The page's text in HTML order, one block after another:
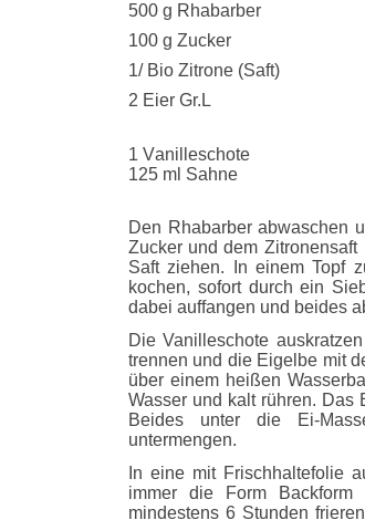
500 g Rhabarber
100 g Zucker
1/ Bio Zitrone (Saft)
2 Eier Gr.L
1 Vanilleschote
125 ml Sahne
Den Rhabarber abwaschen
Zucker und dem Zitronensaft
Saft ziehen. In einem Topf
kochen, sofort durch ein
dabei auffangen und beides
Die Vanilleschote
trennen und die Eigelbe mit
über einem heißen
Wasser und kalt rühren. Das
Beides unter die Ei-
untermengen.
In eine mit Frischhaltefolie
immer die Form Backform
mindestens 6 Stunden